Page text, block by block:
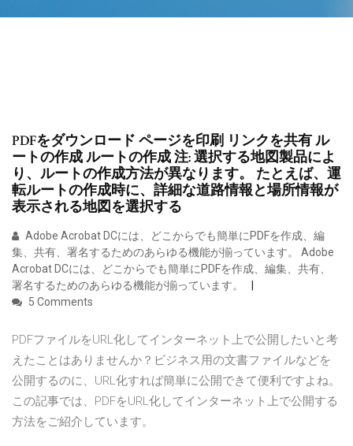
PDFをダウンロード ページを印刷 リンクを共有 ル
ートの作成 ルートの作成 注: 選択する地図製品によ
り、ルートの作成方法が異なります。 たとえば、運
転ルートの作成時に、詳細な道路情報と場所情報が
表示される地図を選択する
Adobe Acrobat DCには、どこからでも簡単にPDFを作成、編
集、共有、署名するためのあらゆる機能が揃っています。 Adobe
Acrobat DCには、どこからでも簡単にPDFを作成、編集、共有、
署名するためのあらゆる機能が揃っています。
5 Comments
PDFファイルをURL化してインターネット上で公開したいと考
えたことはありませんか？ビジネス用の文書ファイルなどを
公開するのに、URL化すれば簡単に公開できて便利ですよね。
この記事では、PDFをURL化してインターネット上で公開する
方法をご紹介しています。